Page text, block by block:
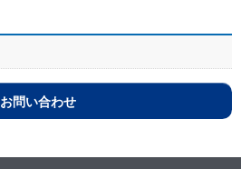
お問い合わせ